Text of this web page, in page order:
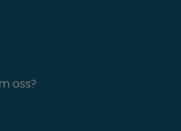
oss?